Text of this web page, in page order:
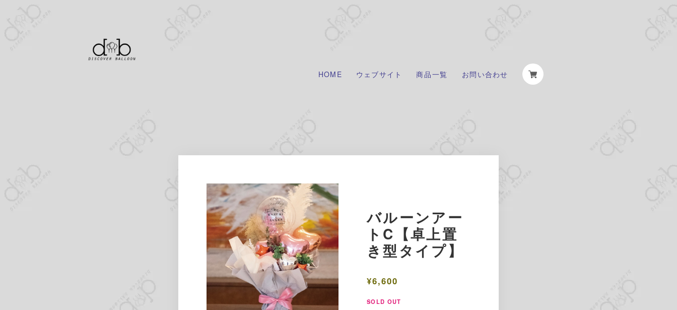
HOME ウェブサイト 商品一覧 お問い合わせ
バルーンアー
トC【卓上置
き型タイプ】
¥6,600
SOLD OUT